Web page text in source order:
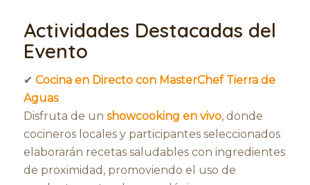
Actividades Destacadas del
Evento
✔ Cocina en Directo con MasterChef Tierra de
Aguas
Disfruta de un showcooking en vivo, donde
cocineros locales y participantes seleccionados
elaborarán recetas saludables con ingredientes
de proximidad, promoviendo el uso de